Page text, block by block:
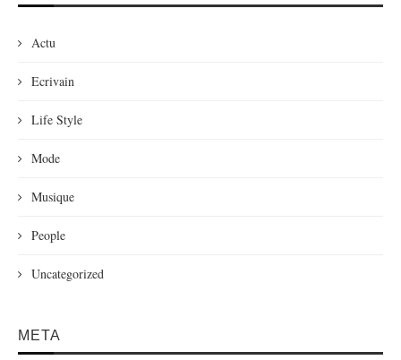
Actu
Ecrivain
Life Style
Mode
Musique
People
Uncategorized
META